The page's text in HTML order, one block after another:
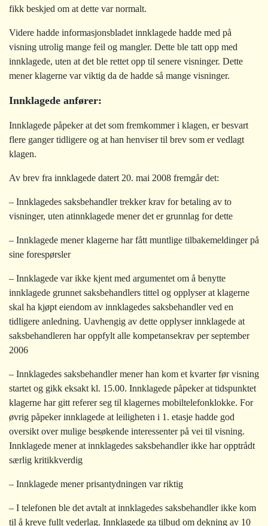
fikk beskjed om at dette var normalt.
Videre hadde informasjonsbladet innklagede hadde med på
visning utrolig mange feil og mangler. Dette ble tatt opp med
innklagede, uten at det ble rettet opp til senere visninger. Dette
mener klagerne var viktig da de hadde så mange visninger.
Innklagede anfører:
Innklagede påpeker at det som fremkommer i klagen, er besvart
flere ganger tidligere og at han henviser til brev som er vedlagt
klagen.
Av brev fra innklagede datert 20. mai 2008 fremgår det:
– Innklagedes saksbehandler trekker krav for betaling av to
visninger, uten atinnklagede mener det er grunnlag for dette
– Innklagede mener klagerne har fått muntlige tilbakemeldinger på
sine forespørsler
– Innklagede var ikke kjent med argumentet om å benytte
innklagede grunnet saksbehandlers tittel og opplyser at klagerne
skal ha kjøpt eiendom av innklagedes saksbehandler ved en
tidligere anledning. Uavhengig av dette opplyser innklagede at
saksbehandleren har oppfylt alle kompetansekrav per september
2006
– Innklagedes saksbehandler mener han kom et kvarter før visning
startet og gikk eksakt kl. 15.00. Innklagede påpeker at tidspunktet
klagerne har gitt referer seg til klagernes mobiltelefonklokke. For
øvrig påpeker innklagede at leiligheten i 1. etasje hadde god
oversikt over mulige besøkende interessenter på vei til visning.
Innklagede mener at innklagedes saksbehandler ikke har opptrådt
særlig kritikkverdig
– Innklagede mener prisantydningen var riktig
– I telefonen ble det avtalt at innklagedes saksbehandler ikke kom
til å kreve fullt vederlag. Innklagede ga tilbud om dekning av 10